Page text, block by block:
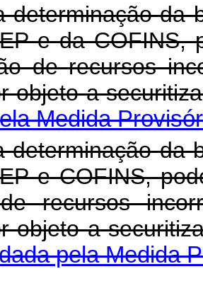
da
e da COFINS,
de recursos
por objeto a
Medida
da
e COFINS,
recursos
por objeto a
pela Medida